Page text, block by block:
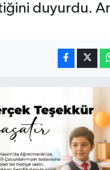
duyurdu.